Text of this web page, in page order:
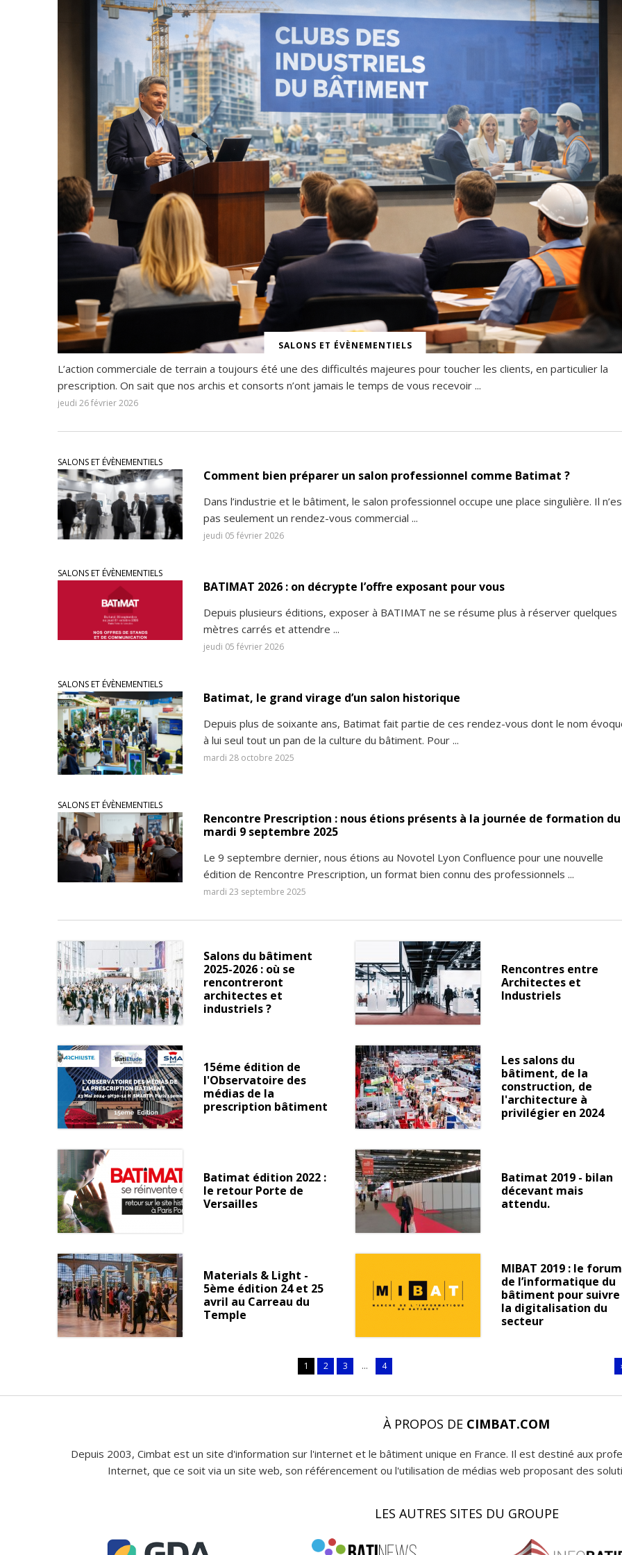
SALONS ET ÉVÈNEMENTIELS
L’action commerciale de terrain a toujours été une des difficultés majeures pour toucher les clients, en particulier la
prescription. On sait que nos archis et consorts n’ont jamais le temps de vous recevoir ...
jeudi 26 février 2026
SALONS ET ÉVÈNEMENTIELS
Comment bien préparer un salon professionnel comme Batimat ?
Dans l’industrie et le bâtiment, le salon professionnel occupe une place singulière. Il
pas seulement un rendez-vous commercial ...
jeudi 05 février 2026
SALONS ET ÉVÈNEMENTIELS
BATIMAT 2026 : on décrypte l’offre exposant pour vous
Depuis plusieurs éditions, exposer à BATIMAT ne se résume plus à réserver quelques
mètres carrés et attendre ...
jeudi 05 février 2026
SALONS ET ÉVÈNEMENTIELS
Batimat, le grand virage d’un salon historique
Depuis plus de soixante ans, Batimat fait partie de ces rendez-vous dont le nom
à lui seul tout un pan de la culture du bâtiment. Pour ...
mardi 28 octobre 2025
SALONS ET ÉVÈNEMENTIELS
Rencontre Prescription : nous étions présents à la journée de formation du
mardi 9 septembre 2025
Le 9 septembre dernier, nous étions au Novotel Lyon Confluence pour une nouvelle
édition de Rencontre Prescription, un format bien connu des professionnels ...
mardi 23 septembre 2025
Salons du bâtiment
2025-2026 : où se
rencontreront
architectes et
industriels ?
Rencontres entre
Architectes et
Industriels
15éme édition de
l'Observatoire des
médias de la
prescription bâtiment
Les salons du
bâtiment, de la
construction, de
l'architecture à
privilégier en 2024
Batimat édition 2022 :
le retour Porte de
Versailles
Batimat 2019 - bilan
décevant mais
attendu.
Materials & Light -
5ème édition 24 et 25
avril au Carreau du
Temple
MIBAT 2019 : le forum
de l’informatique du
bâtiment pour suivre
la digitalisation du
secteur
1 2 3 ... 4
À PROPOS DE CIMBAT.COM
Depuis 2003, Cimbat est un site d'information sur l'internet et le bâtiment unique en France. Il est destiné aux
Internet, que ce soit via un site web, son référencement ou l'utilisation de médias web proposant des
LES AUTRES SITES DU GROUPE